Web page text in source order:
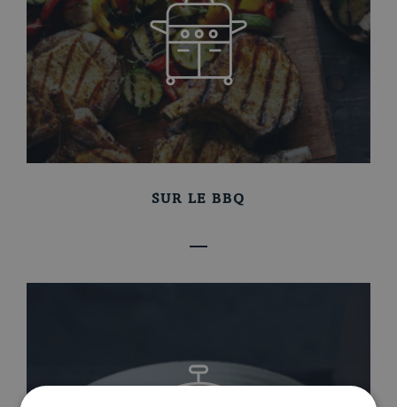
Blogue
SUR LE BBQ